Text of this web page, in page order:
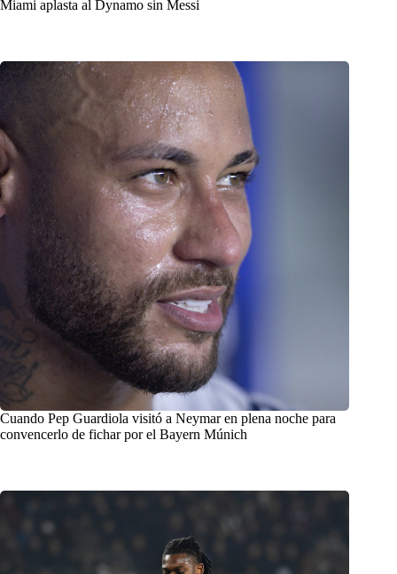
Miami aplasta al Dynamo sin Messi
Cuando Pep Guardiola visitó a Neymar en plena noche para
convencerlo de fichar por el Bayern Múnich